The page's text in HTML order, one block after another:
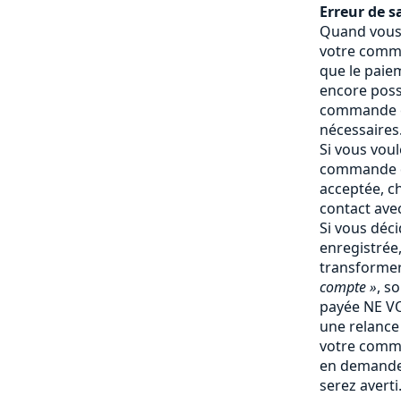
Erreur de
Quand
votre
que le
encore
commande
Si vous
commande
acceptée,
contact
Si vous
compte »,
payée NE
une
votre
en
serez averti.